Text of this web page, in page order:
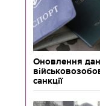
Оновлення
санкції